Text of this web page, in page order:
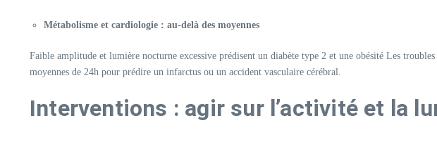
Métabolisme et cardiologie : au-delà des moyennes
Faible amplitude et lumière nocturne excessive prédisent un diabète type 2 et une obésité Les
moyennes de 24h pour prédire un infarctus ou un accident vasculaire cérébral.
Interventions : agir sur l’activité et la